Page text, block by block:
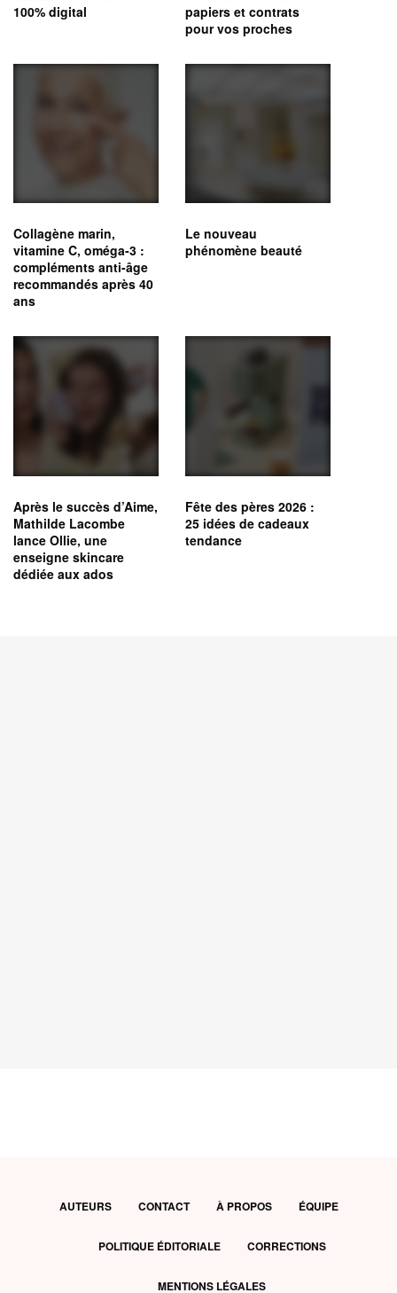
100% digital
papiers et contrats
pour vos proches
Collagène marin,
vitamine C, oméga‑3 :
compléments anti-âge
recommandés après 40
ans
Le nouveau
phénomène beauté
Après le succès d’Aime,
Mathilde Lacombe
lance Ollie, une
enseigne skincare
dédiée aux ados
Fête des pères 2026 :
25 idées de cadeaux
tendance
AUTEURS CONTACT À PROPOS ÉQUIPE
POLITIQUE ÉDITORIALE CORRECTIONS
MENTIONS LÉGALES